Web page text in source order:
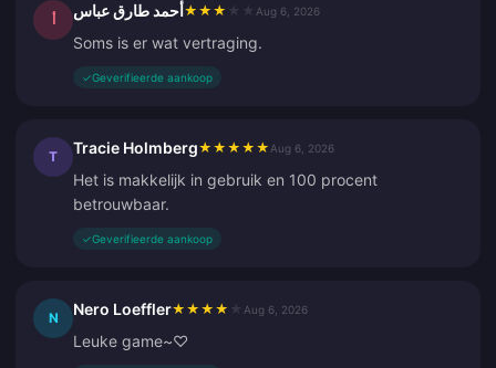
أ أحمد طارق عباس★ ★ ★ Aug 6, 2026
Soms is er wat vertraging.
✓Geverifieerde aankoop
T Tracie Holmberg★ ★ ★ ★ ★ Aug 6, 2026
Het is makkelijk in gebruik en 100 procent
betrouwbaar.
✓Geverifieerde aankoop
N Nero Loeffler★ ★ ★ ★ Aug 6, 2026
Leuke game~♡